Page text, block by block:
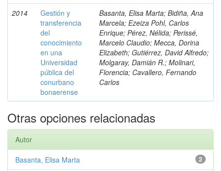
2014
Gestión y
transferencia
del
conocimiento
en una
Universidad
pública del
conurbano
bonaerense
Basanta, Elisa Marta; Bidiña, Ana
Marcela; Ezeiza Pohl, Carlos
Enrique; Pérez, Nélida; Perissé,
Marcelo Claudio; Mecca, Dorina
Elizabeth; Gutiérrez, David Alfredo;
Molgaray, Damián R.; Molinari,
Florencia; Cavallero, Fernando
Carlos
Otras opciones relacionadas
Autor
2
Basanta, Elisa Marta